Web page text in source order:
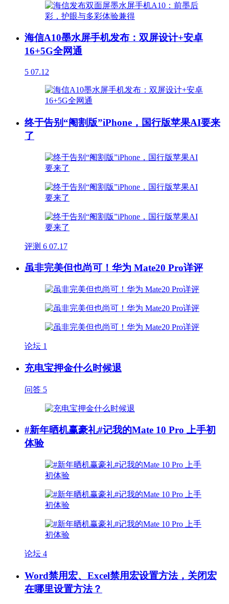
海信A10墨水屏手机发布：双屏设计+安卓
16+5G全网通
5 07.12
终于告别“阉割版”iPhone，国行版苹果AI要来
了
评测 6 07.17
虽非完美但也尚可！华为 Mate20 Pro详评
论坛 1
充电宝押金什么时候退
问答 5
#新年晒机赢豪礼#记我的Mate 10 Pro 上手初
体验
论坛 4
Word禁用宏、Excel禁用宏设置方法，关闭宏
在哪里设置方法？